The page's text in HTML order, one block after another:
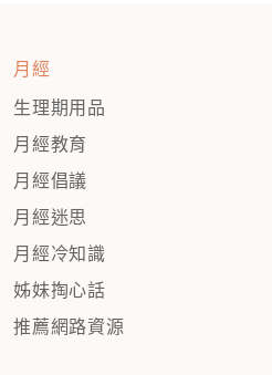
月經
生理期用品
月經教育
月經倡議
月經迷思
月經冷知識
姊妹掏心話
推薦網路資源